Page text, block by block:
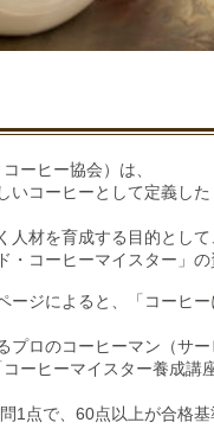
ーヒー協会）は、
いコーヒーとして定義し
材を育成する目的として
・コーヒーマイスター」の
ージによると、「コーヒ
ロのコーヒーマン（サ
ーヒーマイスター養成
1点で、60点以上が合格